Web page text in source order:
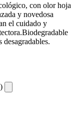
con olor hoja
y novedosa
el cuidado y
)